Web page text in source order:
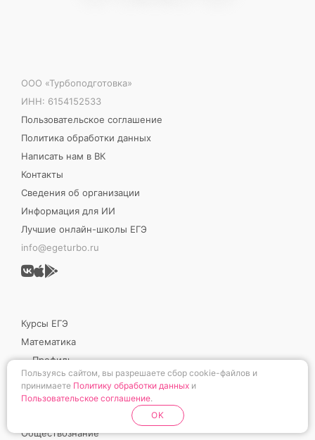
ООО «Турбоподготовка»
ИНН: 6154152533
Пользовательское соглашение
Политика обработки данных
Написать нам в ВК
Контакты
Сведения об организации
Информация для ИИ
Лучшие онлайн-школы ЕГЭ
info@egeturbo.ru
Курсы ЕГЭ
Математика
Профиль
База
Русский язык
Обществознание
Пользуясь сайтом, вы разрешаете сбор cookie-файлов и
принимаете Политику обработки данных и
Пользовательское соглашение.
OK